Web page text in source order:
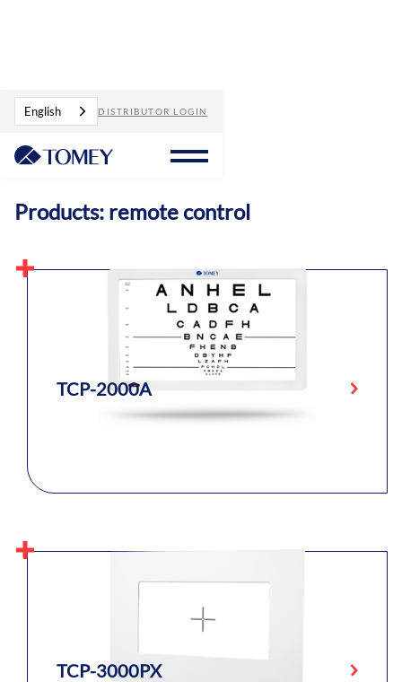
English DISTRIBUTOR LOGIN
Products remote control
Products: remote control
TCP-2000A
TCP-3000PX